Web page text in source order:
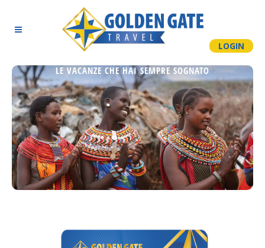
LOGIN
LE VACANZE CHE HAI SEMPRE SOGNATO